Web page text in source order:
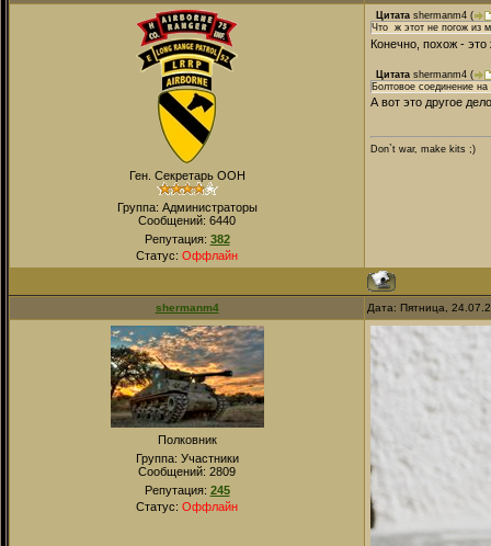
Ген. Секретарь ООН
Группа: Администраторы
Сообщений: 6440
Репутация: 382
Статус: Оффлайн
Цитата shermanm4 (
Что ж этот не погож из
Конечно, похож -
Цитата shermanm4 (
Болтовое соединение
А вот это другое
Don`t war, make kits ;)
shermanm4 Дата: Пятница,
Полковник
Группа: Участники
Сообщений: 2809
Репутация: 245
Статус: Оффлайн